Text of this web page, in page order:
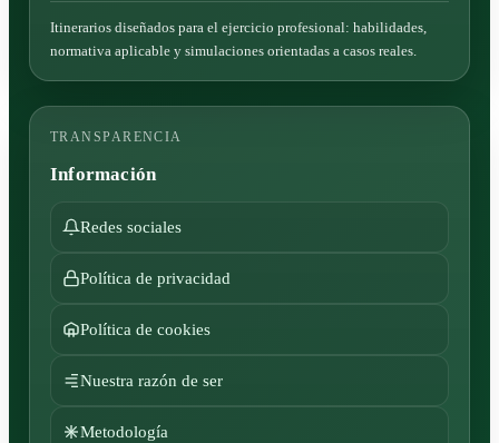
Itinerarios diseñados para el ejercicio profesional: habilidades,
normativa aplicable y simulaciones orientadas a casos reales.
TRANSPARENCIA
Información
Redes sociales
Política de privacidad
Política de cookies
Nuestra razón de ser
Metodología